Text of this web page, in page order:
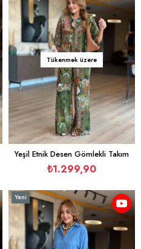
Tükenmek üzere
Yeşil Etnik Desen Gömlekli Takım
₺1.299,90
Yeni
Ürün